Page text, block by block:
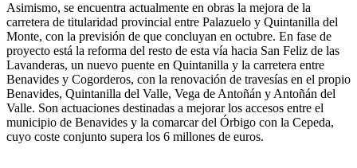
Asimismo, se encuentra actualmente en obras la mejora de la
carretera de titularidad provincial entre Palazuelo y Quintanilla del
Monte, con la previsión de que concluyan en octubre. En fase de
proyecto está la reforma del resto de esta vía hacia San Feliz de las
Lavanderas, un nuevo puente en Quintanilla y la carretera entre
Benavides y Cogorderos, con la renovación de travesías en el propio
Benavides, Quintanilla del Valle, Vega de Antoñán y Antoñán del
Valle. Son actuaciones destinadas a mejorar los accesos entre el
municipio de Benavides y la comarcar del Órbigo con la Cepeda,
cuyo coste conjunto supera los 6 millones de euros.